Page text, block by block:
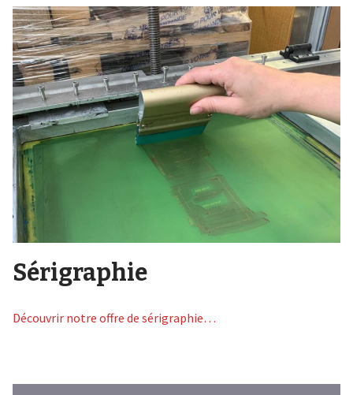
Sérigraphie
Découvrir notre offre de sérigraphie…